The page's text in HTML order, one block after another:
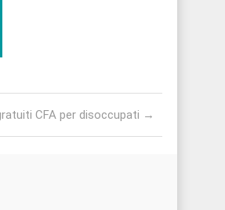
CFA per disoccupati →